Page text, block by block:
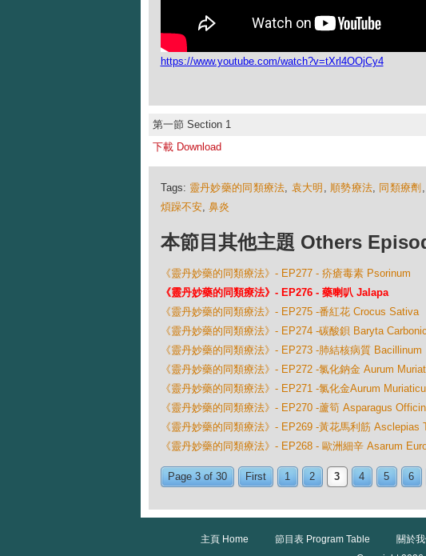
https://www.youtube.com/watch?v=tXrl4OOjCy4
第一節 Section 1
下載 Download
Tags: 靈丹妙藥的同類療法, 袁大明 , 順勢療法, 同類療劑 ,
煩躁不安, 鼻炎
本節目其他主題 Others
《靈丹妙藥的同類療法》- EP277 - 疥瘡毒素 Psorinum
《靈丹妙藥的同類療法》- EP276 - 藥喇叭 Jalapa
《靈丹妙藥的同類療法》- EP275 -番紅花 Crocus Sativa
《靈丹妙藥的同類療法》- EP274 -碳酸鋇 Baryta
《靈丹妙藥的同類療法》- EP273 -肺結核病質 Bacillinum
《靈丹妙藥的同類療法》- EP272 -氯化鈉金 Aurum
《靈丹妙藥的同類療法》- EP271 -氯化金Aurum
《靈丹妙藥的同類療法》- EP270 -蘆筍 Asparagus
《靈丹妙藥的同類療法》- EP269 -黃花馬利筋 Asclepias
《靈丹妙藥的同類療法》- EP268 - 歐洲細辛 Asarum
Page 3 of 30 First 1 2 3 4 5 6
主頁 Home 節目表 Program Table 關於